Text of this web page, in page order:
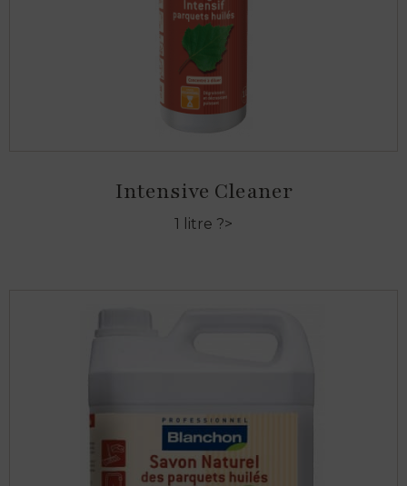
Intensive Cleaner
1 litre ?>